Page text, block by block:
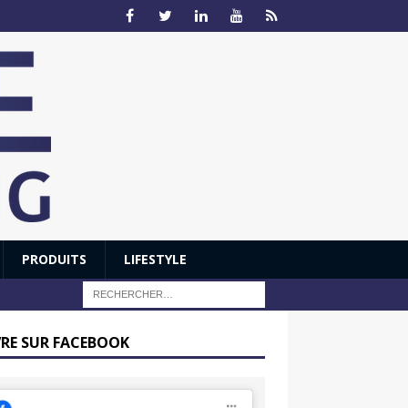
PRODUITS LIFESTYLE
SUR FACEBOOK